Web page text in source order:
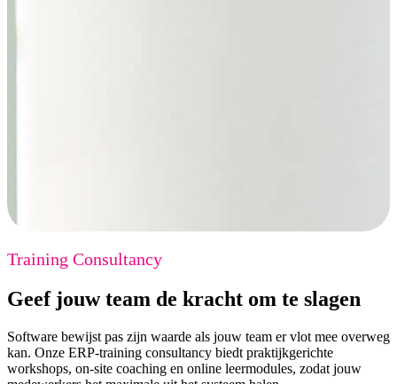
Training Consultancy
Geef jouw team de kracht om te slagen
Software bewijst pas zijn waarde als jouw team er vlot mee overweg
kan. Onze ERP-training consultancy biedt praktijkgerichte
workshops, on-site coaching en online leermodules, zodat jouw